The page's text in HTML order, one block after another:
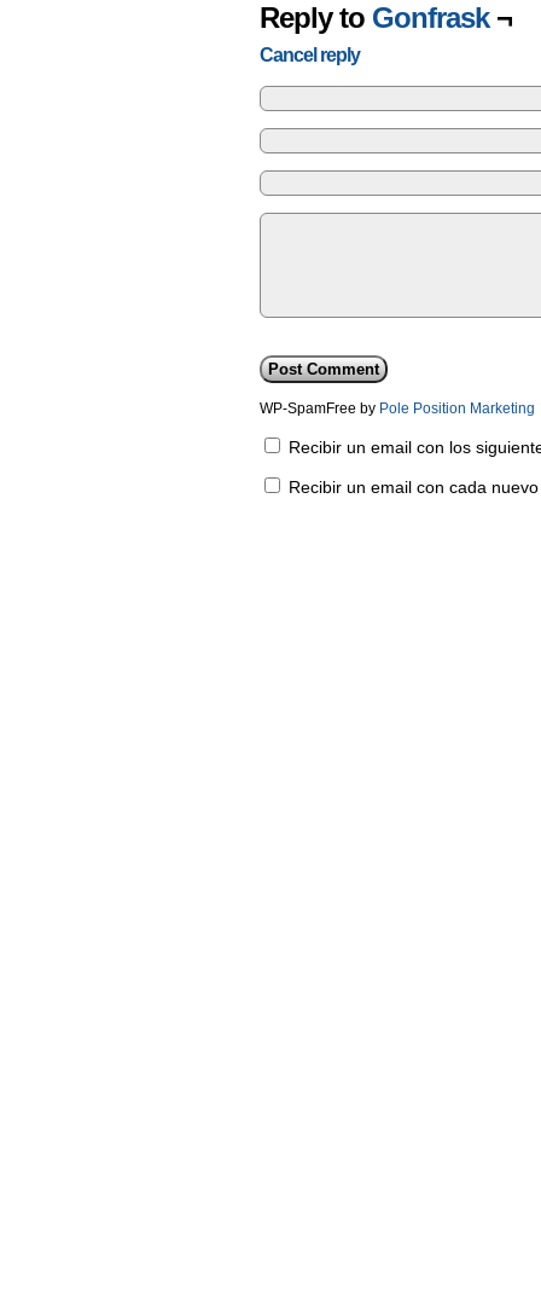
Reply to Gonfrask¬
Cancel reply
WP-SpamFree by Pole Position Marketing
Recibir un email con los
Recibir un email con cada